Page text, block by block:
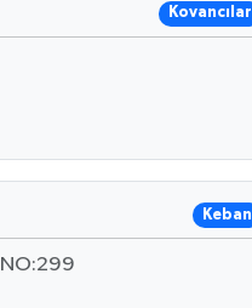
Kovancılar
Keban